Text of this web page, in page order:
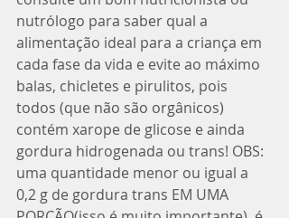
nutrólogo para saber qual a
alimentação ideal para a criança em
cada fase da vida e evite ao máximo
balas, chicletes e pirulitos, pois
todos (que não são orgânicos)
contém xarope de glicose e ainda
gordura hidrogenada ou trans! OBS:
uma quantidade menor ou igual a
0,2 g de gordura trans EM UMA